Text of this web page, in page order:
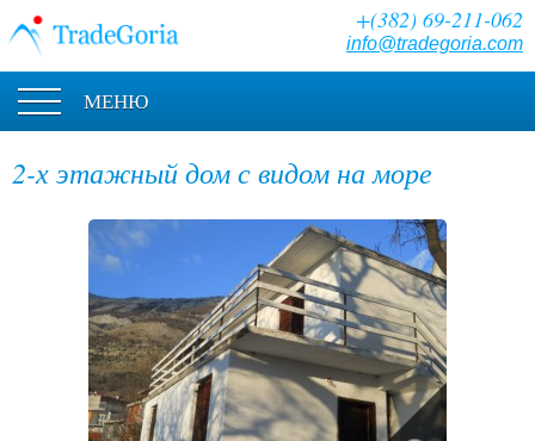
+(382) 69-211-062
info@tradegoria.com
МЕНЮ
2-х этажный дом с видом на море